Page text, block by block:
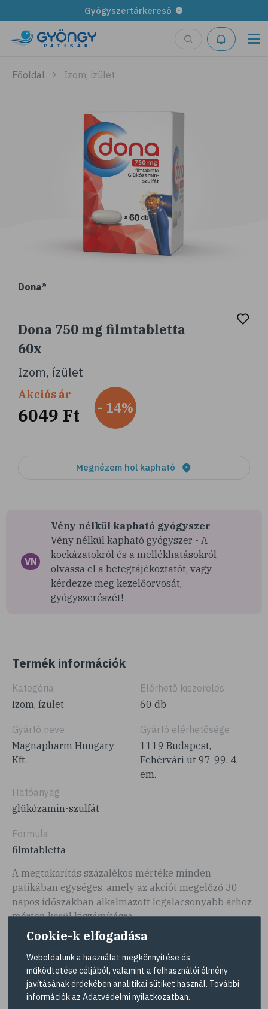
Gyógyszertárkereső
Főoldal Izom, ízület
Dona®
Dona 750 mg filmtabletta
60x
Izom, ízület
Akciós ár
6049 Ft - 14%
Megnézem hol kapható
VN
Vény nélkül kapható gyógyszer
Vény nélkül kapható gyógyszer - A
kockázatokról és a mellékhatásokról
olvassa el a betegtájékoztatót, vagy
kérdezze meg kezelőorvosát,
gyógyszerészét!
Termék információk
Kategória
Izom, ízület
Gyártó neve
Magnapharm Hungary
Kft.
Elérhető kiszerelés
60 db
Gyártó elérhetősége
1119 Budapest,
Fehérvári út 97-99. 4.
em.
Hatóanyag
glükózamin-szulfát
Formula
filmtabletta
A megtakarítás százalékos mértéke minden
patikában egységes, amely az akciót megelőző 30
napos időszakban alkalmazott legalacsonyabb árhoz
mérten kerül kiszámításra.
Egyes patikák az akciós ártól eltérő árat
alkalmazhatnak, mely nem lehet magasabb a
feltüntetett akciós árnál. Az akció a készlet erejéig
érvényes a Gyöngy Patikákban és más
kedvezményekkel nem vonható össze.
Cookie-k elfogadása
Weboldalunk a használat megkönnyítése és
működtetése céljából, valamint a felhasználói élmény
javításának érdekében analitikai sütiket használ. További
információk az Adatvédelmi nyilatkozatban.